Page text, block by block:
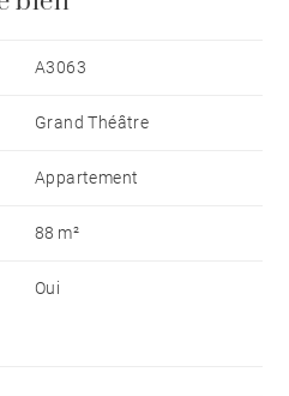
annuelle : 75
ascenseur et eau
internet, taxe des
: Bail Code Civil (9% du
A3063
Grand Théâtre
Appartement
88 m²
Oui